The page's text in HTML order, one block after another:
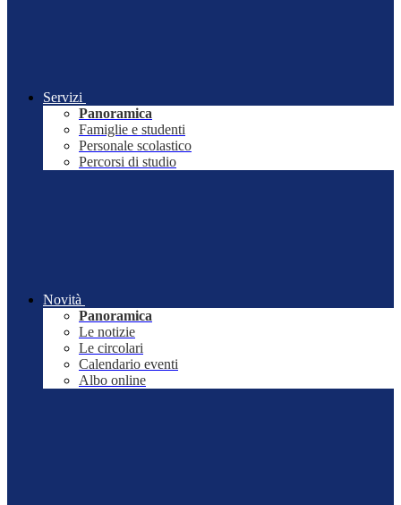
Servizi
Panoramica
Famiglie e studenti
Personale scolastico
Percorsi di studio
Novità
Panoramica
Le notizie
Le circolari
Calendario eventi
Albo online